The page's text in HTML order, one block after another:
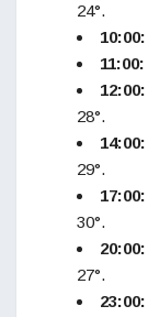
24°.
10:00:
11:00:
12:00:
28°.
14:00:
29°.
17:00:
30°.
20:00:
27°.
23:00: